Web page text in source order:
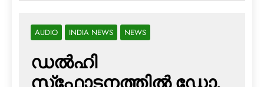
AUDIO INDIA NEWS NEWS
ഡല്‍ഹി
സ്‌ഫോടനത്തില്‍ ഡോ.